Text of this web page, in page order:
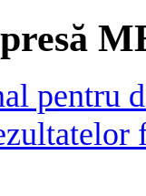
pentru